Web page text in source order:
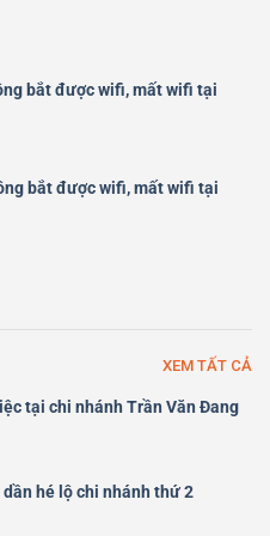
bắt được wifi, mất wifi tại
bắt được wifi, mất wifi tại
XEM TẤT CẢ
tại chi nhánh Trần Văn Đang
dần hé lộ chi nhánh thứ 2